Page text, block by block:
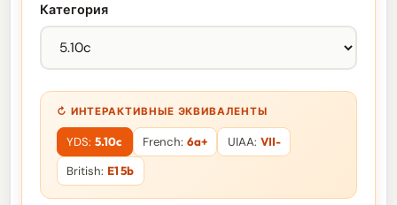
Категория
↻ ИНТЕРАКТИВНЫЕ ЭКВИВАЛЕНТЫ
YDS:5.10c French: 6a+ UIAA: VII-
British:E1 5b